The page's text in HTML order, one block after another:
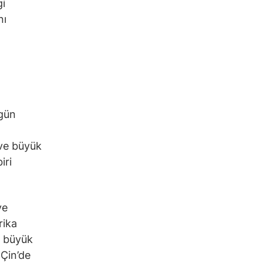
büyük
büyük